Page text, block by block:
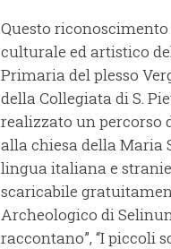
Questo
culturale ed artistico
Primaria del plesso
della Collegiata di S.
realizzato un percorso
alla chiesa della Maria
lingua italiana e
scaricabile
Archeologico di
raccontano”, “I piccoli